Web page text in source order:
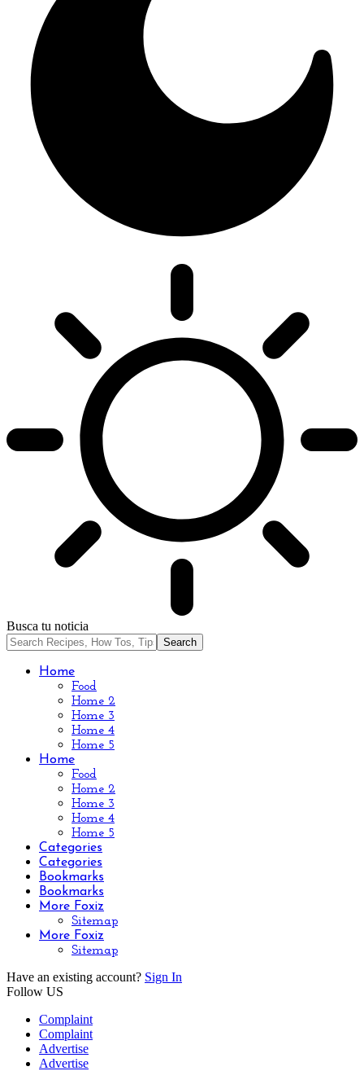
Busca tu noticia
Home
Food
Home 2
Home 3
Home 4
Home 5
Home
Food
Home 2
Home 3
Home 4
Home 5
Categories
Categories
Bookmarks
Bookmarks
More Foxiz
Sitemap
More Foxiz
Sitemap
Have an existing account? Sign In
Follow US
Complaint
Complaint
Advertise
Advertise